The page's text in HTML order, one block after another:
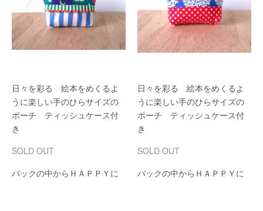
日々を彩る 絵本をめくるよ
うに楽しい手のひらサイズの
ポーチ ティッシュケース付
き
SOLD OUT
バックの中からＨＡＰＰＹに
日々を彩る 絵本をめくるよ
うに楽しい手のひらサイズの
ポーチ ティッシュケース付
き
SOLD OUT
バックの中からＨＡＰＰＹに